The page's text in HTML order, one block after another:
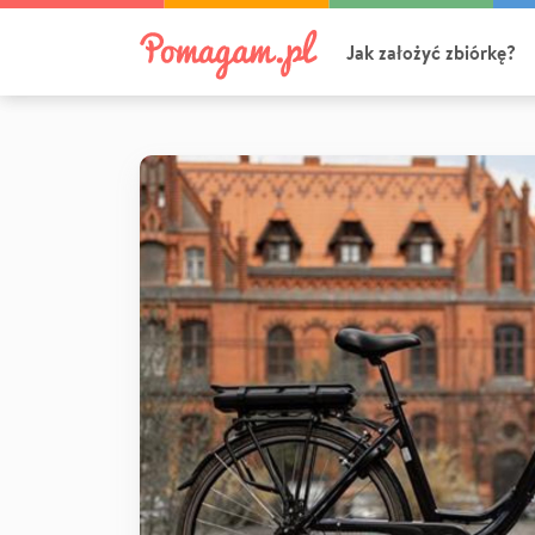
Jak założyć zbiórkę?